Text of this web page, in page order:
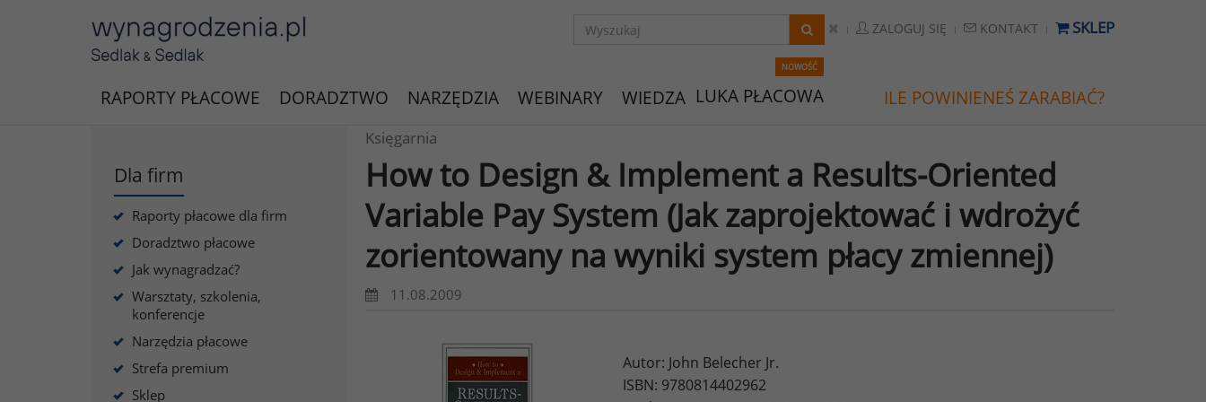
ZALOGUJ SIĘ KONTAKT SKLEP
RAPORTY PŁACOWE DORADZTWO NARZĘDZIA WEBINARY WIEDZA
NOWOŚĆ
LUKA PŁACOWA ILE POWINIENEŚ ZARABIAĆ?
Dla firm
Raporty płacowe dla firm
Doradztwo płacowe
Jak wynagradzać?
Warsztaty, szkolenia,
konferencje
Narzędzia płacowe
Strefa premium
Sklep
Księgarnia
How to Design & Implement a Results-Oriented
Variable Pay System (Jak zaprojektować i wdrożyć
zorientowany na wyniki system płacy zmiennej)
11.08.2009
Autor: John Belecher Jr.
ISBN: 9780814402962